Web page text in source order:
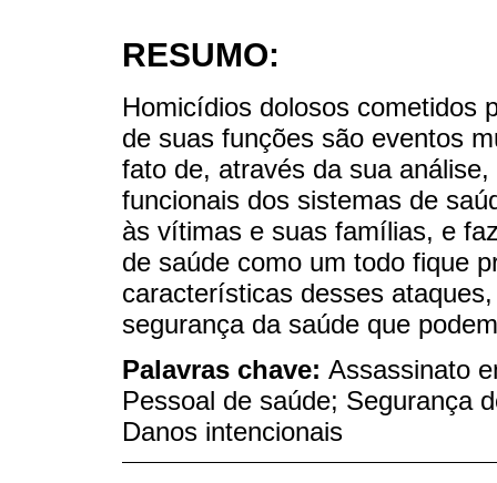
RESUMO:
Homicídios dolosos cometidos
de suas funções são eventos
fato de, através da sua
funcionais dos sistemas de
às vítimas e suas famílias, e
de saúde como um todo fique
características desses
segurança da saúde que
Palavras chave: Assassinato
Pessoal de saúde; Segurança
Danos intencionais